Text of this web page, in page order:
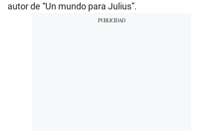
autor de “Un mundo para Julius”.